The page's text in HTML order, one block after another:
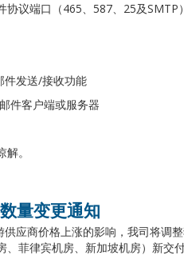
协议端口（465、587、25及SMTP
件发送/接收功能
件客户端或服务器
。
量变更通知
应商价格上涨的影响，我司将调
、菲律宾机房、新加坡机房）新